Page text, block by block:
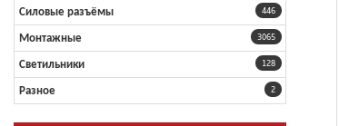
446
Силовые разъёмы
3065
Монтажные
128
Светильники
2
Разное